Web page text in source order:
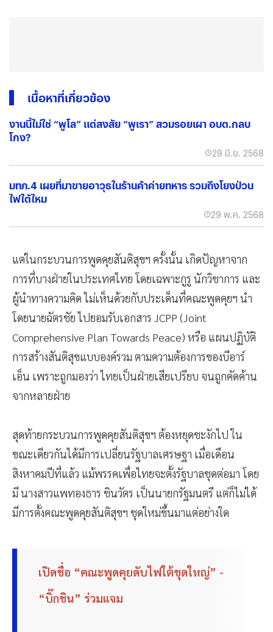
เนื้อหาที่เกี่ยวข้อง
งานนี้ไม่ใช่ “พูโล” แต่สงสัย “พูเรา” สวมรอยเผา อบต.กลบ
โกง?
29 มิ.ย. 2568
มทภ.4 เผยที่มาขายอาวุธในร้านค้าค่ายทหาร รวมถึงโยงป่วน
ไฟใต้ไหม
29 พ.ค. 2568
แต่ในกระบวนการพูดคุยสันติสุขฯ ครั้งนั้น เกิดปัญหาจาก
การที่บางฝ่ายในประเทศไทย โดยเฉพาะกูรู นักวิชาการ และ
ผู้นำทางความคิด ไม่เห็นด้วยกับประเด็นที่คณะพูดคุยฯ นำ
โดยนายฉัตรชัย ไปยอมรับเอกสาร JCPP (Joint
Comprehensive Plan Towards Peace) หรือ แผนปฏิบัติ
การสร้างสันติสุขแบบองค์รวม ตามความต้องการของบีอาร์
เอ็น เพราะถูกมองว่า ไทยเป็นฝ่ายเสียเปรียบ จนถูกคัดค้าน
จากหลายฝ่าย
สุดท้ายกระบวนการพูดคุยสันติสุขฯ ต้องหยุดชะงักไป ใน
ขณะเดียวกันได้มีการเปลี่ยนรัฐบาลเศรษฐา เมื่อเดือน
สิงหาคมปีที่แล้ว แม้พรรคเพื่อไทยจะตั้งรัฐบาลชุดต่อมา โดย
มี นางสาวแพทองธาร ชินวัตร เป็นนายกรัฐมนตรี แต่ก็ไม่ได้
มีการตั้งคณะพูดคุยสันติสุขฯ ชุดใหม่ขึ้นมาแต่อย่างใด
เปิดชื่อ “คณะพูดคุยดับไฟใต้ชุดใหญ่” -
“บิ๊กชิน” ร่วมแจม